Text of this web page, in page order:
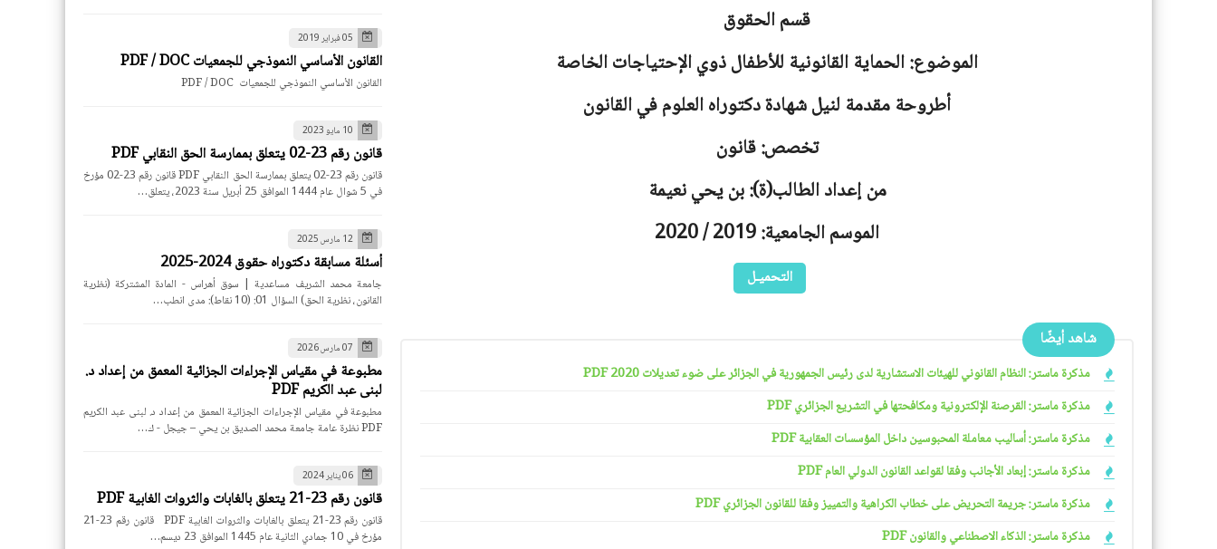
قسم الحقوق
الموضوع: الحماية القانونية للأطفال ذوي الإحتياجات الخاصة
أطروحة مقدمة لنيل شهادة دكتوراه العلوم في القانون
تخصص: قانون
من إعداد الطالب(ة): بن يحي نعيمة
الموسم الجامعية: 2019 / 2020
التحميـل
شاهد أيضًا
مذكرة ماستر: النظام القانوني للهيئات الاستشارية لدى رئيس الجمهورية في الجزائر على ضوء تعديلات 2020 PDF
مذكرة ماستر: القرصنة الإلكترونية ومكافحتها في التشريع الجزائري PDF
مذكرة ماستر: أساليب معاملة المحبوسين داخل المؤسسات العقابية PDF
مذكرة ماستر: إبعاد الأجانب وفقا لقواعد القانون الدولي العام PDF
مذكرة ماستر: جريمة التحريض على خطاب الكراهية والتمييز وفقا للقانون الجزائري PDF
مذكرة ماستر: الذكاء الاصطناعي والقانون PDF
05 فبراير 2019
القانون الأساسي النموذجي للجمعيات PDF / DOC
القانون الأساسي النموذجي للجمعيات PDF / DOC
10 مايو 2023
قانون رقم 23-02 يتعلق بممارسة الحق النقابي PDF
قانون رقم 23-02 يتعلق بممارسة الحق النقابي PDF قانون رقم 23-02 مؤرخ
في 5 شوال عام 1444 الموافق 25 أبريل سنة 2023، يتعلق…
12 مارس 2025
أسئلة مسابقة دكتوراه حقوق 2024-2025
جامعة محمد الشريف مساعدية | سوق أهراس - المادة المشتركة (نظرية
القانون، نظرية الحق) السؤال 01: (10 نقاط): مدى انطب…
07 مارس 2026
مطبوعة في مقياس الإجراءات الجزائية المعمق من إعداد د.
لبنى عبد الكريم PDF
مطبوعة في مقياس الإجراءات الجزائية المعمق من إعداد د. لبنى عبد الكريم
PDF نظرة عامة جامعة محمد الصديق بن يحي – جيجل - ك…
06 يناير 2024
قانون رقم 23-21 يتعلق بالغابات والثروات الغابية PDF
قانون رقم 23-21 يتعلق بالغابات والثروات الغابية PDF قانون رقم 23-21
مؤرخ في 10 جمادي الثانية عام 1445 الموافق 23 ديسم…